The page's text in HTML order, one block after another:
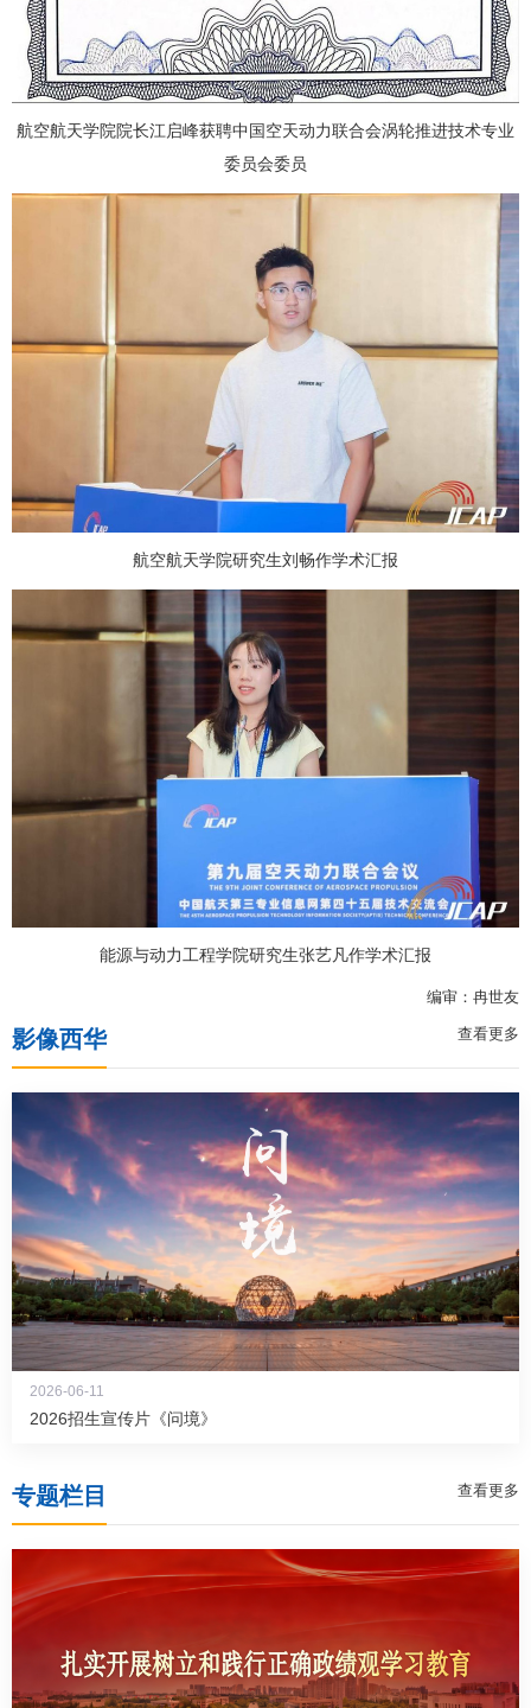
航空航天学院院长江启峰获聘中国空天动力联合会涡轮推进技术专业
委员会委员
航空航天学院研究生刘畅作学术汇报
能源与动力工程学院研究生张艺凡作学术汇报
编审：冉世友
影像西华 查看更多
2026-06-11
2026招生宣传片《问境》
专题栏目 查看更多